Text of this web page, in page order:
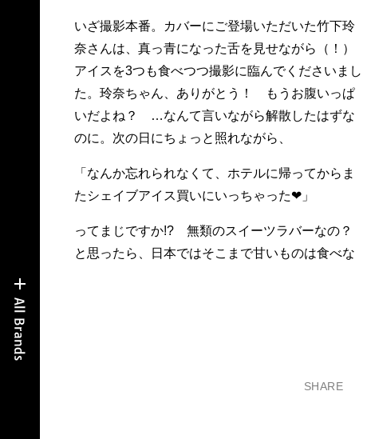
いざ撮影本番。カバーにご登場いただいた竹下玲
奈さんは、真っ青になった舌を見せながら（！）
アイスを3つも食べつつ撮影に臨んでくださいまし
た。玲奈ちゃん、ありがとう！ もうお腹いっぱ
いだよね？ …なんて言いながら解散したはずな
のに。次の日にちょっと照れながら、
「なんか忘れられなくて、ホテルに帰ってからま
たシェイブアイス買いにいっちゃった❤」
ってまじですか!? 無類のスイーツラバーなの？
と思ったら、日本ではそこまで甘いものは食べな
SHARE